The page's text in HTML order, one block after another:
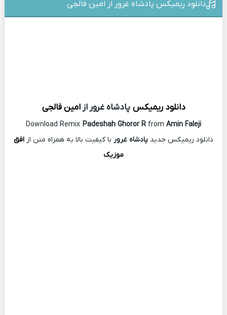
دانلود ریمیکس پادشاه غرور از امین فالجی
دانلود ریمیکس پادشاه غرور ازامین فالجی
Download Remix Padeshah Ghoror R from Amin Faleji
دانلود ریمیکس جدید پادشاه غرور با کیفیت بالا به همراه متن از افق
موزیک